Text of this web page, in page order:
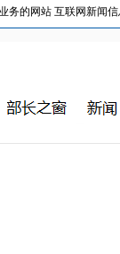
的网站 互联网新闻信